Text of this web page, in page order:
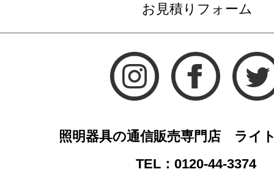
お見積りフォーム
照明器具の通信販売専門店 ライ
TEL：0120-44-3374